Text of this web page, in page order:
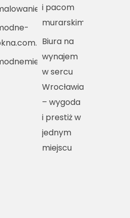
i pacom
murarskim
Biura na
wynajem
w sercu
Wrocławia
– wygoda
i prestiż w
jednym
miejscu